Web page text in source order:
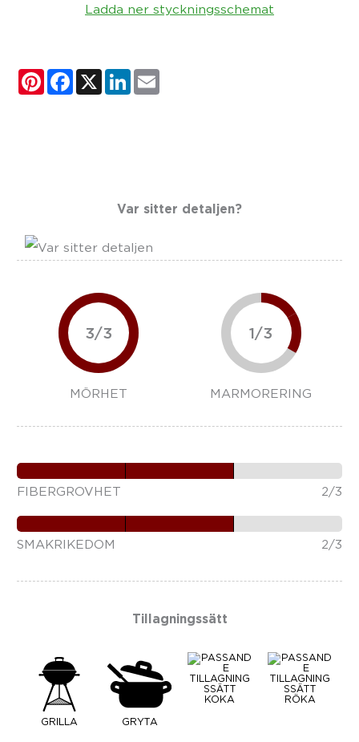
Ladda ner styckningsschemat
PinterestFacebook
X LinkedIn
Var sitter detaljen?
3/3
MÖRHET
1/3
MARMORERING
FIBERGROVHET 2/3
SMAKRIKEDOM 2/3
Tillagningssätt
GRILLA GRYTA
KOKA RÖKA